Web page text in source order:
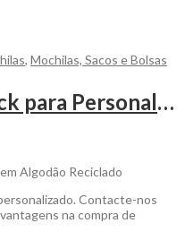
, Mochilas, Sacos e Bolsas
Saco Mochila RecyPack para Personalizar
Algodão Reciclado
Contacte-nos
na compra de